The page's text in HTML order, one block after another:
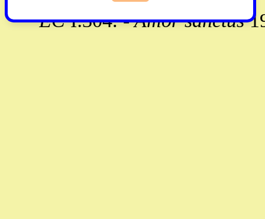
ECI:304. -Amor sanctus